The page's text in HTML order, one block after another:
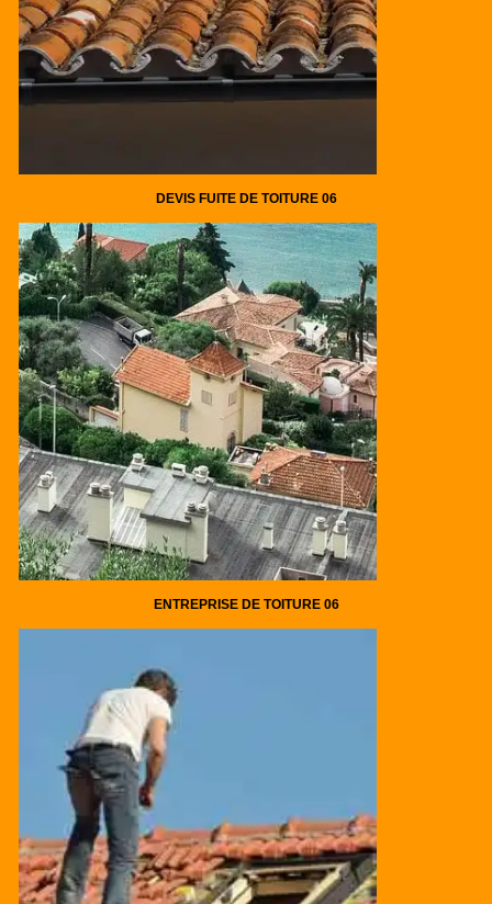
DEVIS FUITE DE TOITURE 06
ENTREPRISE DE TOITURE 06